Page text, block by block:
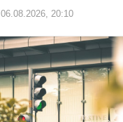
06.08.2026, 20:10